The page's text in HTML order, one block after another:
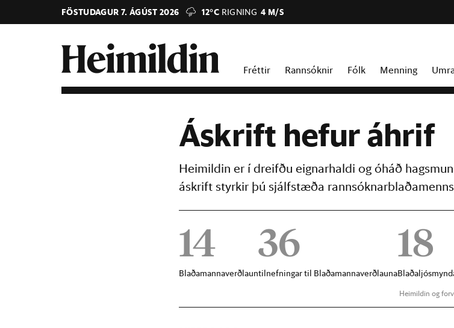
FÖSTUDAGUR 7. ÁGÚST 2026 12°C RIGNING 4 M/S
Fréttir Rannsóknir Fólk Menning
Áskrift hefur áhrif
Heimildin er í dreifðu eignarhaldi og óháð
áskrift styrkir þú sjálfstæða
14
Blaðamannaverðlaun
36
tilnefningar til Blaðamannaverðlauna
18
Heimildin og